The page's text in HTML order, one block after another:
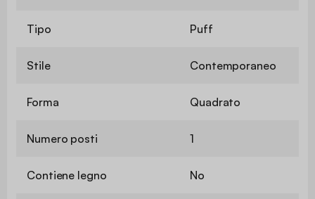
Tipo Puff
Stile Contemporaneo
Forma Quadrato
Numero posti 1
Contiene legno No